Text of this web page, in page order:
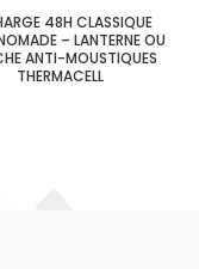
48H CLASSIQUE
– LANTERNE OU
ANTI-MOUSTIQUES
THERMACELL